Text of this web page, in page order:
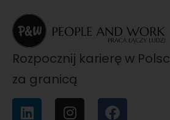
Rozpocznij karierę w
za granicą